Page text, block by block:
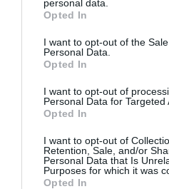
personal data.
Opted In
I want to opt-out of the
Personal Data.
Opted In
I want to opt-out of
Personal Data for Targeted
Opted In
I want to opt-out of
Retention, Sale, and/or
Personal Data that Is
Purposes for which it was
Opted In
LAISSER UN
FAIRE
Appel aux
Soutenez Air